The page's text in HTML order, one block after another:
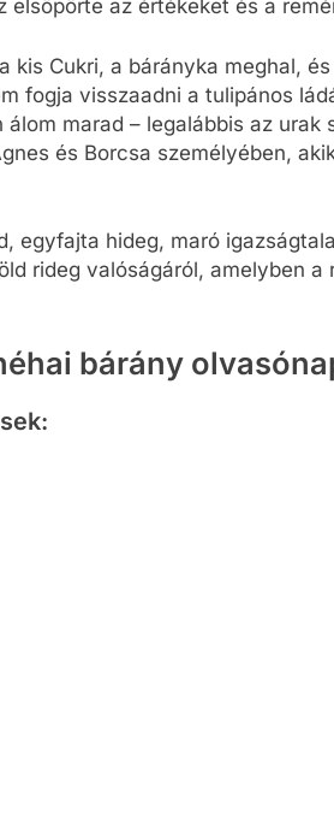
elsöpörte az értékeket és a
kis Cukri, a bárányka meghal,
fogja visszaadni a tulipános
marad – legalábbis az urak
és Borcsa személyében,
egyfajta hideg, maró
rideg valóságáról, amelyben a
bárány